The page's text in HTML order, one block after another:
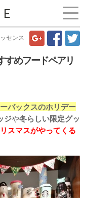
センス
すめフードペアリ
バックスのホリデー
ジや冬らしい限定グッ
スマスがやってくる